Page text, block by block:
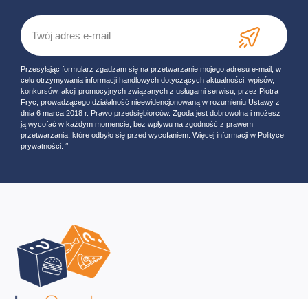
Przesyłając formularz zgadzam się na przetwarzanie mojego adresu e-mail, w
celu otrzymywania informacji handlowych dotyczących aktualności, wpisów,
konkursów, akcji promocyjnych związanych z usługami serwisu, przez Piotra
Fryc, prowadzącego działalność nieewidencjonowaną w rozumieniu Ustawy z
dnia 6 marca 2018 r. Prawo przedsiębiorców. Zgoda jest dobrowolna i możesz
ją wycofać w każdym momencie, bez wpływu na zgodność z prawem
przetwarzania, które odbyło się przed wycofaniem. Więcej informacji w Polityce
prywatności. ‘’